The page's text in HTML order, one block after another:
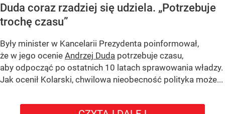
Duda coraz rzadziej się udziela. „Potrzebuje
trochę czasu”
Były minister w Kancelarii Prezydenta poinformował,
że w jego ocenie Andrzej Duda potrzebuje czasu,
aby odpocząć po ostatnich 10 latach sprawowania władzy.
Jak ocenił Kolarski, chwilowa nieobecność polityka może...